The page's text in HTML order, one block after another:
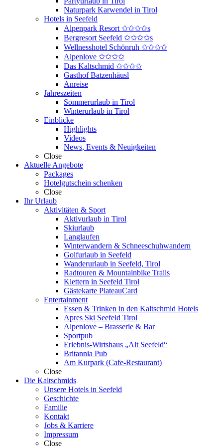
Naturpark Karwendel in Tirol
Hotels in Seefeld
Alpenpark Resort ✩✩✩✩s
Bergresort Seefeld ✩✩✩✩s
Wellnesshotel Schönruh ✩✩✩✩
Alpenlove ✩✩✩✩
Das Kaltschmid ✩✩✩✩
Gasthof Batzenhäusl
Anreise
Jahreszeiten
Sommerurlaub in Tirol
Winterurlaub in Tirol
Einblicke
Highlights
Videos
News, Events & Neuigkeiten
Close
Aktuelle Angebote
Packages
Hotelgutschein schenken
Close
Ihr Urlaub
Aktivitäten & Sport
Aktivurlaub in Tirol
Skiurlaub
Langlaufen
Winterwandern & Schneeschuhwandern
Golfurlaub in Seefeld
Wanderurlaub in Seefeld, Tirol
Radtouren & Mountainbike Trails
Klettern in Seefeld Tirol
Gästekarte PlateauCard
Entertainment
Essen & Trinken in den Kaltschmid Hotels
Apres Ski Seefeld Tirol
Alpenlove – Brasserie & Bar
Sportpub
Erlebnis-Wirtshaus „Alt Seefeld“
Britannia Pub
Am Kurpark (Cafe-Restaurant)
Close
Die Kaltschmids
Unsere Hotels in Seefeld
Geschichte
Familie
Kontakt
Jobs & Karriere
Impressum
Close